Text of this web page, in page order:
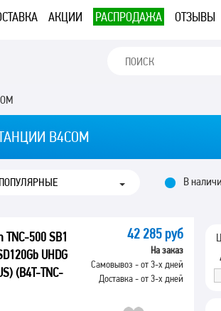
АКЦИИ РАСПРОДАЖА ОТЗЫВЫ
B4COM
В
TNC-500 SB1
UHDG
(B4T-TNC-
42 285 руб
На заказ
Самовывоз - от 3-х дней
Доставка - от 3-х дней